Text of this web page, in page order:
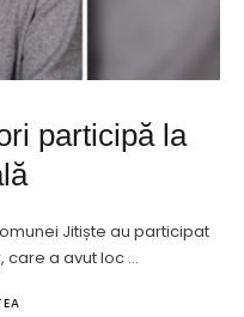
participă la
Jitiște au participat
care a avut loc …